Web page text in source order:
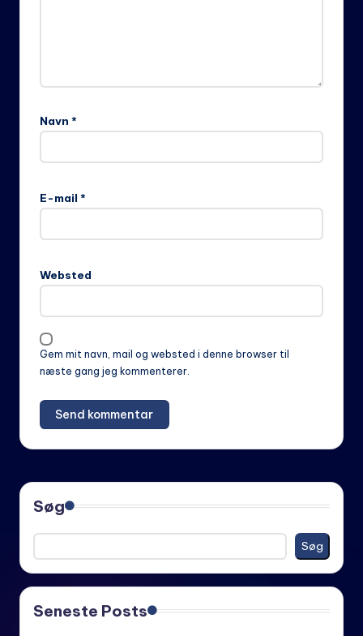
Navn *
E-mail *
Websted
Gem mit navn, mail og websted i denne browser til
næste gang jeg kommenterer.
Søg
Søg
Seneste Posts